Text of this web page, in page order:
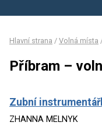
Hlavní strana / Volná místa
Příbram –
Zubní
ZHANNA MELNYK